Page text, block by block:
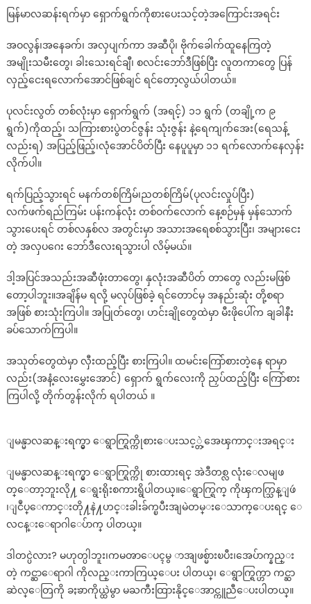
မြန်မာလဆန်းရက်မှာ ရှောက်ရွက်ကိုစားပေးသင့်တဲ့အကြောင်းအရင်း
အဝလွန်၊အနေခက်၊ အလှပျက်ကာ အဆီပို၊ ဗိုက်ခေါက်ထူနေကြတဲ့
အမျိုးသမီးတွေ၊ ခါးသေးရင်ချီ၊ စလင်းဘော်ဒီဖြစ်ပြီး လူတကာတွေ ပြန်
လှည့်ငေးရလောက်အောင်ဖြစ်ချင် ရင်တော့လွယ်ပါတယ်။
ပုလင်းလွတ် တစ်လုံးမှာ ရှောက်ရွက် (အရင့်) ၁၁ ရွက် (တချို့က ၉
ရွက်)ကိုထည့်၊ သကြားစားပွဲတင်ဇွန်း သုံးဇွန်း နဲ့ရေကျက်အေး(ရေသန့်
လည်းရ) အပြည့်ဖြည့်၊လုံအောင်ပိတ်ပြီး နေပူပူမှာ ၁၁ ရက်လောက်နေလှန်း
လိုက်ပါ။
ရက်ပြည့်သွားရင် မနက်တစ်ကြိမ်၊ညတစ်ကြိမ်(ပုလင်းလှုပ်ပြီး)
လက်ဖက်ရည်ကြမ်း ပန်းကန်လုံး တစ်ဝက်လောက် နေ့စဉ်မှန် မှန်သောက်
သွားပေးရင် တစ်လနှစ်လ အတွင်းမှာ အသားအရေစစ်သွားပြီး၊ အများငေး
တဲ့ အလှပဂေး ဘော်ဒီလေးရသွားပါ လိမ့်မယ်။
ဒါ့အပြင်အသည်းအဆီဖုံးတာတွေ၊ နှလုံးအဆီပိတ် တာတွေ လည်းမဖြစ်
တော့ပါဘူး။အချိန်မ ရလို့ မလုပ်ဖြစ်ခဲ့ ရင်တောင်မှ အနည်းဆုံး တို့စရာ
အဖြစ် စားသုံးကြပါ။ အပြုတ်တွေ၊ ဟင်းချိုတွေထဲမှာ မီးဖိုပေါ်က ချခါနီး
ခပ်သောက်ကြပါ။
အသုတ်တွေထဲမှာ လှီးထည့်ပြီး စားကြပါ။ ထမင်းကြော်စားတဲ့နေ ရာမှာ
လည်း(အနံ့လေးမွှေးအောင်) ရှောက် ရွက်လေးကို ညှပ်ထည့်ပြီး ကြော်စား
ကြပါလို့ တိုက်တွန်းလိုက် ရပါတယ် ။
ျမန္မာလဆန္းရက္မွာ ေရွာက္ရြက္ကိုစားေပးသင့္တဲ့အေၾကာင္းအရင္း
ျမန္မာလဆန္းရက္မွာ ေရွာက္ရြက္ကို စားထားရင္ အဲဒီတစ္လ လုံးေလမျဖ
တ္ေတာ့ဘူးလို႔ ေရွးရိုးစကားရွိပါတယ္။ေရွာက္ရြက္ ကိုၾကက္သြန္ျဖဴ
၊ျငဳပ္ေကာင္းတို႔နဲ႔ဟင္းခါးခ်က္ၿပီးအျမဲတမ္းေသာက္ေပးရင္ ေ
လငန္းေရာဂါေပ်ာက္ ပါတယ္။
ဒါတင္ပဲလား? မဟုတ္ပါဘူး၊ကမၻာေပၚမွ ာအျဖစ္မ်ားၿပီး၊အေပ်ာက္နည္း
တဲ့ ကင္ဆာေရာဂါ ကိုလည္းကာကြယ္ေပး ပါတယ္၊ ေရွာက္ရြက္ဟာ ကင္ဆာ
ဆဲလ္ေတြကို ခႏၶာကိုယ္ထဲမွာ မႀကီးထြားနိုင္ေအာင္ကူညီေပးပါတယ္။